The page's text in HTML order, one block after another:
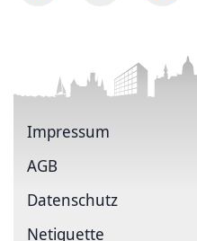
Impressum
AGB
Datenschutz
Netiquette